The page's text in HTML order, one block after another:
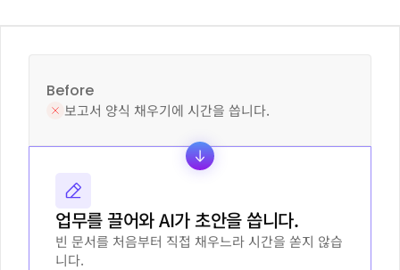
Before
보고서 양식 채우기에 시간을 씁니다.
업무를 끌어와 AI가 초안을 씁니다.
빈 문서를 처음부터 직접 채우느라 시간을 쏟지 않습
니다.